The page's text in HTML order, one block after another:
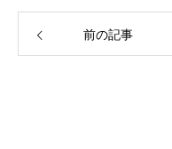
前の記事